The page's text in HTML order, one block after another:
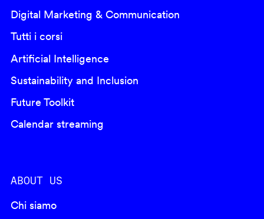
Digital Marketing & Communication
Tutti i corsi
Artificial Intelligence
Sustainability and Inclusion
Future Toolkit
Calendar streaming
ABOUT US
Chi siamo